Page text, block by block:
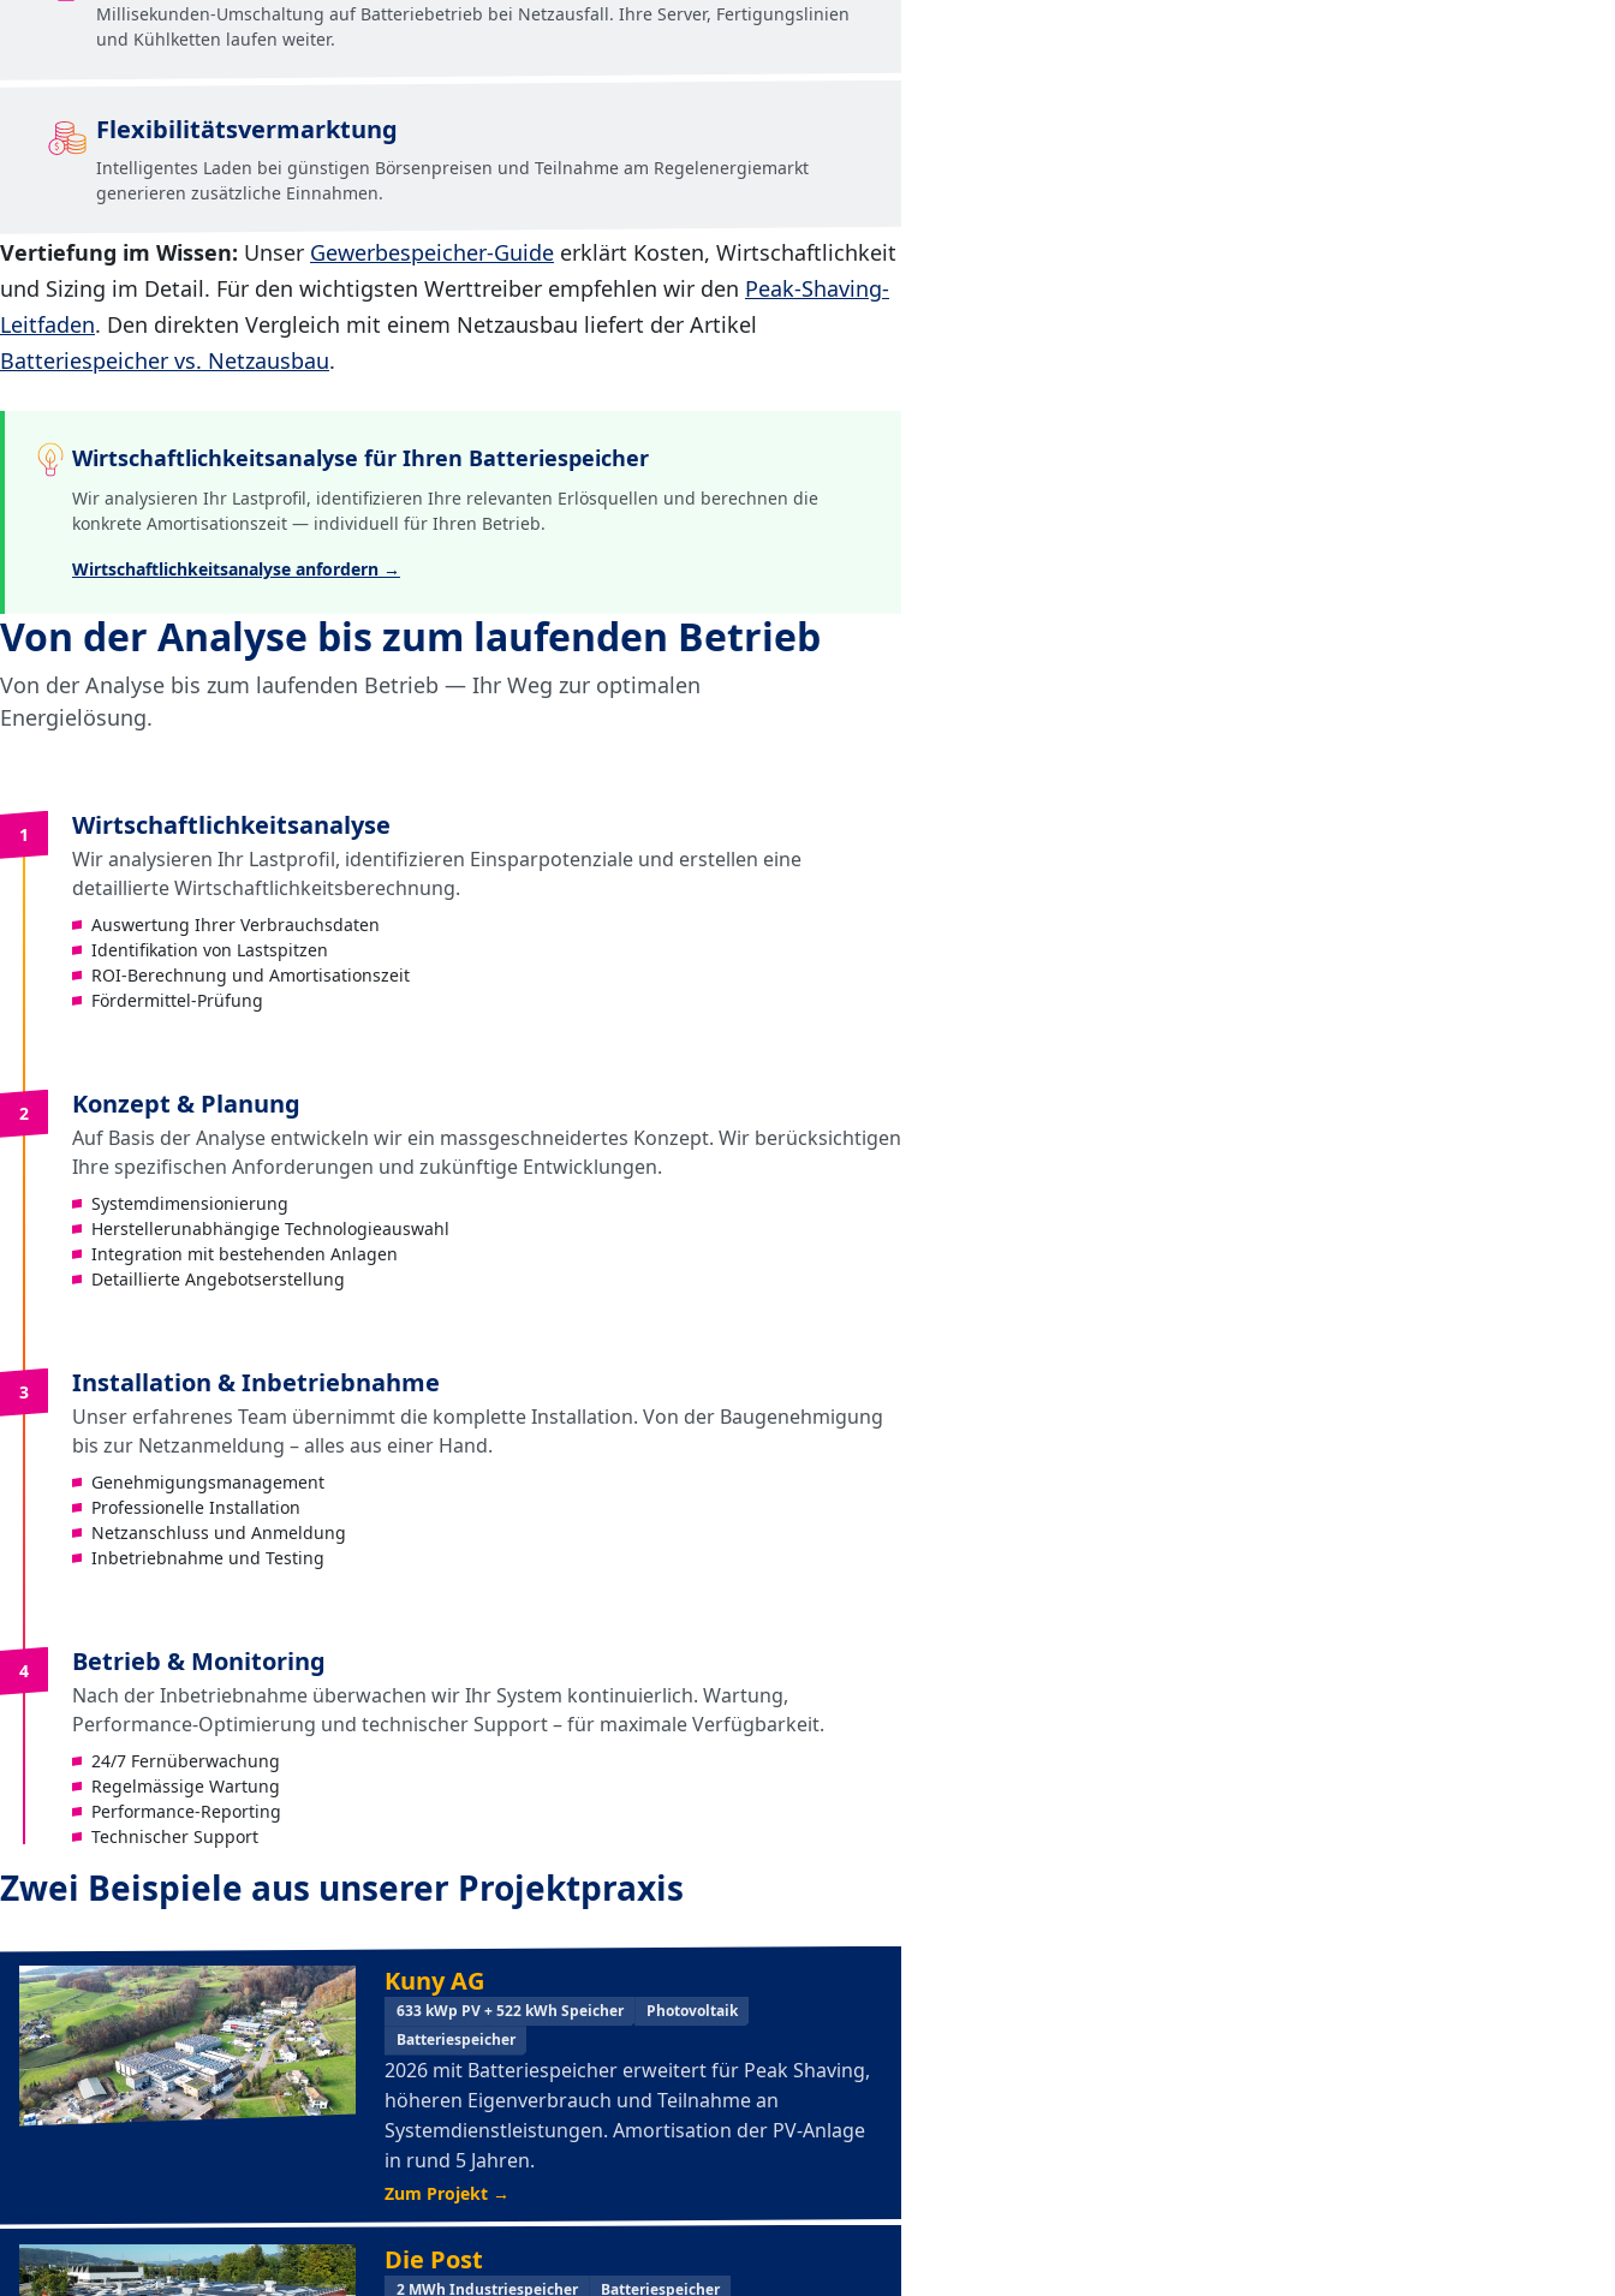
Millisekunden-Umschaltung auf Batteriebetrieb bei Netzausfall. Ihre Server, Fertigungslinien
und Kühlketten laufen weiter.
Flexibilitätsvermarktung
Intelligentes Laden bei günstigen Börsenpreisen und Teilnahme am Regelenergiemarkt
generieren zusätzliche Einnahmen.
Vertiefung im Wissen: Unser Gewerbespeicher-Guide erklärt Kosten, Wirtschaftlichkeit
und Sizing im Detail. Für den wichtigsten Werttreiber empfehlen wir den Peak-Shaving-
Leitfaden. Den direkten Vergleich mit einem Netzausbau liefert der Artikel
Batteriespeicher vs. Netzausbau.
Wirtschaftlichkeitsanalyse für Ihren Batteriespeicher
Wir analysieren Ihr Lastprofil, identifizieren Ihre relevanten Erlösquellen und berechnen die
konkrete Amortisationszeit — individuell für Ihren Betrieb.
Wirtschaftlichkeitsanalyse anfordern →
Von der Analyse bis zum laufenden Betrieb
Von der Analyse bis zum laufenden Betrieb — Ihr Weg zur optimalen
Energielösung.
1 Wirtschaftlichkeitsanalyse
Wir analysieren Ihr Lastprofil, identifizieren Einsparpotenziale und erstellen eine
detaillierte Wirtschaftlichkeitsberechnung.
Auswertung Ihrer Verbrauchsdaten
Identifikation von Lastspitzen
ROI-Berechnung und Amortisationszeit
Fördermittel-Prüfung
2 Konzept & Planung
Auf Basis der Analyse entwickeln wir ein massgeschneidertes Konzept. Wir berücksichtigen
Ihre spezifischen Anforderungen und zukünftige Entwicklungen.
Systemdimensionierung
Herstellerunabhängige Technologieauswahl
Integration mit bestehenden Anlagen
Detaillierte Angebotserstellung
3 Installation & Inbetriebnahme
Unser erfahrenes Team übernimmt die komplette Installation. Von der Baugenehmigung
bis zur Netzanmeldung – alles aus einer Hand.
Genehmigungsmanagement
Professionelle Installation
Netzanschluss und Anmeldung
Inbetriebnahme und Testing
4 Betrieb & Monitoring
Nach der Inbetriebnahme überwachen wir Ihr System kontinuierlich. Wartung,
Performance-Optimierung und technischer Support – für maximale Verfügbarkeit.
24/7 Fernüberwachung
Regelmässige Wartung
Performance-Reporting
Technischer Support
Zwei Beispiele aus unserer Projektpraxis
Kuny AG
633 kWp PV + 522 kWh Speicher
Photovoltaik
Batteriespeicher
2026 mit Batteriespeicher erweitert für Peak Shaving,
höheren Eigenverbrauch und Teilnahme an
Systemdienstleistungen. Amortisation der PV-Anlage
in rund 5 Jahren.
Zum Projekt →
Die Post
2 MWh Industriespeicher Batteriespeicher